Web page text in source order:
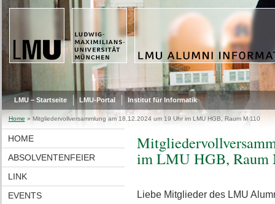
LMU – Startseite LMU-Portal Institut für Informatik
Home » Mitgliedervollversammlung am 18.12.2024 um 19 Uhr im LMU HGB, Raum M 110
HOME
ABSOLVENTENFEIER
LINK
EVENTS
im LMU HGB, Raum
Liebe Mitglieder des LMU